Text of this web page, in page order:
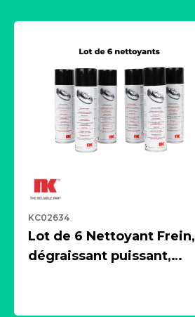
KC02634
Lot de 6 Nettoyant Frein,
dégraissant puissant,